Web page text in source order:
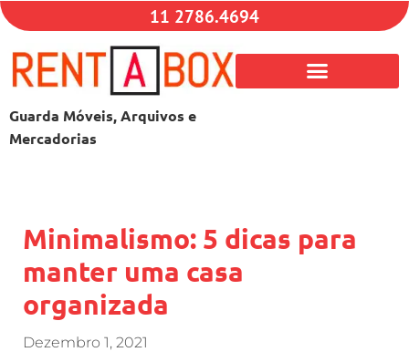
11 2786.4694
Guarda Móveis, Arquivos e
Mercadorias
Minimalismo: 5 dicas para
manter uma casa
organizada
Dezembro 1, 2021